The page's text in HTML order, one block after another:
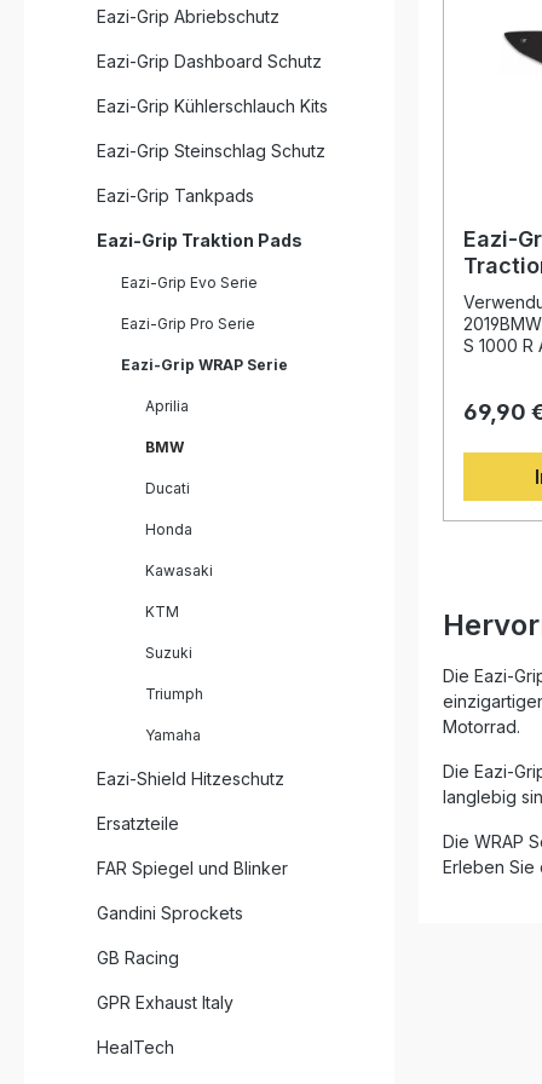
Eazi-Grip Abriebschutz
Eazi-Grip Dashboard Schutz
Eazi-Grip Kühlerschlauch Kits
Eazi-Grip Steinschlag Schutz
Eazi-Grip Tankpads
Eazi-Grip Traktion Pads
Eazi-Grip Evo Serie
Eazi-Grip Pro Serie
Eazi-Grip WRAP Serie
Aprilia
BMW
Ducati
Honda
Kawasaki
KTM
Suzuki
Triumph
Yamaha
Eazi-Shield Hitzeschutz
Ersatzteile
FAR Spiegel und Blinker
Gandini Sprockets
GB Racing
GPR Exhaust Italy
HealTech
Eazi-
BMW S
S 1000
S 1000 R
in
und Ihre
Straße
die Pads
Lack
69,90
Die Eazi-
Motorrad.
Die Eazi-
langlebig
Die WRAP
Erleben Sie